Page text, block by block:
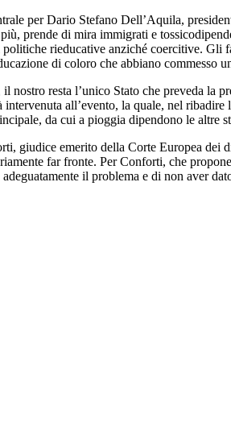
per Dario Stefano Dell’Aquila,
prende di mira immigrati e
rieducative anziché coercitive.
di coloro che abbiano commesso
nostro resta l’unico Stato che preveda
all’evento, la quale, nel
da cui a pioggia dipendono le altre
giudice emerito della Corte Europea
far fronte. Per Conforti, che
il problema e di non aver